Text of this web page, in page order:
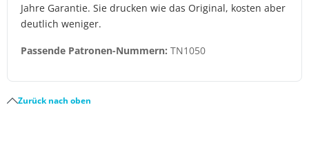
Jahre Garantie. Sie drucken wie das Original, kosten aber
deutlich weniger.
Passende Patronen-Nummern: TN1050
Zurück nach oben